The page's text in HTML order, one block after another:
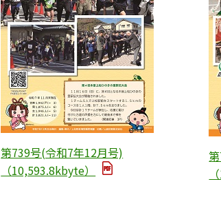
第739号(令和7年12月号)
（10,593.8kbyte）